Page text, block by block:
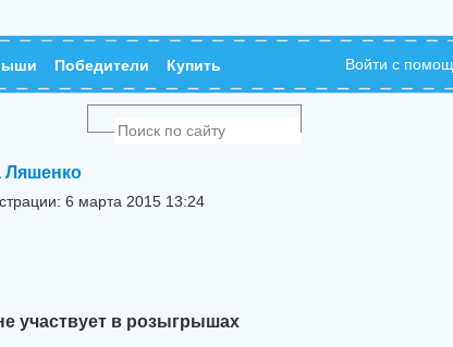
Победители Купить Войти с
Ляшенко
6 марта 2015 13:24
участвует в розыгрышах